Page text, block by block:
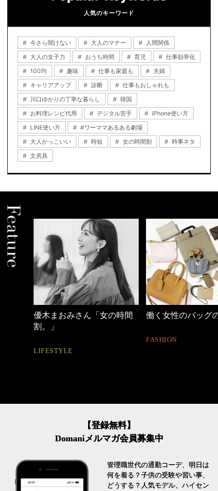
人気のキーワード
今さら聞けない 大人のマナー
人間関係
大人の女子力
おうち時間 育児
仕事効率化
100均
趣味 仕事も家庭も
夫婦
キャリアアップ
診断
仕事もおしゃれも
川口ゆかりの丁寧な暮らし
韓国
お料理レシピ代用
デジタル苦手
iPhone使い方
LINE使い方
#ワーママあるある劇場
大人かっこいい
時短 女の時間割
時事ネタ
文房具
働く女性のバッグの中身
心地よくいられる
【登録無料】
Domaniメルマガ会員募集中
管理職世代の通勤コーデ、明日は
何を着る？子供の受験や習い事、
どうする？人気モデル、ハイセン